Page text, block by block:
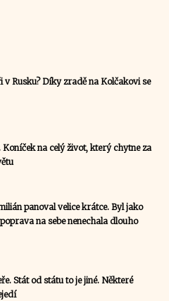
v Rusku? Díky zradě na Kolčakovi se
na celý život, který chytne za
panoval velice krátce. Byl jako
na sebe nenechala dlouho
Stát od státu to je jiné. Některé